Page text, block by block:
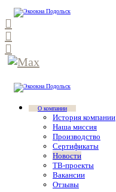
О компании
История компании
Наша миссия
Производство
Сертификаты
Новости
ТВ-проекты
Вакансии
Отзывы